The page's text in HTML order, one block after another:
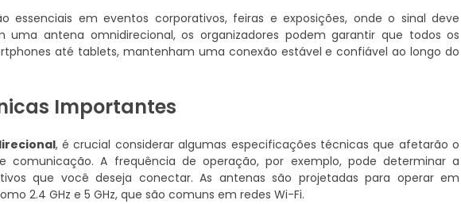
essenciais em eventos corporativos, feiras e exposições, onde o sinal deve
uma antena omnidirecional, os organizadores podem garantir que todos os
até tablets, mantenham uma conexão estável e confiável ao longo do
Importantes
, é crucial considerar algumas especificações técnicas que afetarão o
comunicação. A frequência de operação, por exemplo, pode determinar a
que você deseja conectar. As antenas são projetadas para operar em
2.4 GHz e 5 GHz, que são comuns em redes Wi-Fi.